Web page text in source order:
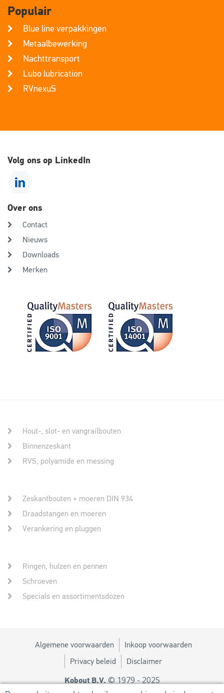
Populair
Blue line verpakkingen
Metaalbewerking
Nachttransport
Lubo lubrication
RVnexuS
Volg ons op LinkedIn
Over ons
Contact
Nieuws
Downloads
Merken
Hout-, slot- en vangrailbouten
Binnenzeskant
RVS, polyamide en messing
Zeskantbouten + moeren DIN 934
Draadstangen en moeren
Verankering en pluggen
Ringen, hulzen en pennen
Schroeven
Specials en assortimentsdozen
Algemene voorwaarden Inkoop voorwaarden
Privacy beleid Disclaimer
Kobout B.V.© 1979 - 2025